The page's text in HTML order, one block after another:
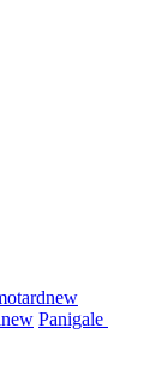
new
new Panigale